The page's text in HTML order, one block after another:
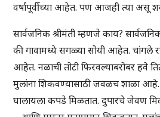
वर्षांपूर्वीच्या आहेत. पण आजही त्या असू
सार्वजनिक श्रीमंती म्हणजे काय?
की गावामध्ये सगळ्या सोयी आहेत. चांगले
आहेत. नळाची तोटी फिरवल्याबरोबर हवे
मुलांना शिकवण्यासाठी जवळच शाळा
घालायला कपडे मिळतात. दुपारचे जेवण